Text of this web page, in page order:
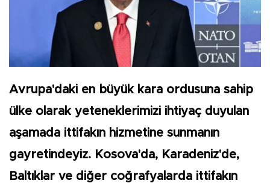
Avrupa'daki en büyük kara ordusuna sahip
ülke olarak yeteneklerimizi ihtiyaç duyulan
aşamada ittifakın hizmetine sunmanın
gayretindeyiz. Kosova'da, Karadeniz'de,
Baltıklar ve diğer coğrafyalarda ittifakın